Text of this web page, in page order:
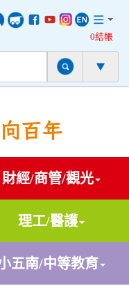
0結帳
百年
財經/商管/觀光
理工/醫護
五南/中等教育